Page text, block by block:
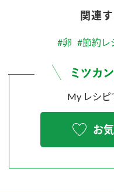
関連
#卵 #節約レ
My レシピ
お